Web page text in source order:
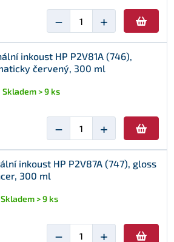
− +
inkoust HP P2V81A (746),
červený, 300 ml
Skladem > 9 ks
− +
inkoust HP P2V87A (747), gloss
300 ml
Skladem > 9 ks
− +